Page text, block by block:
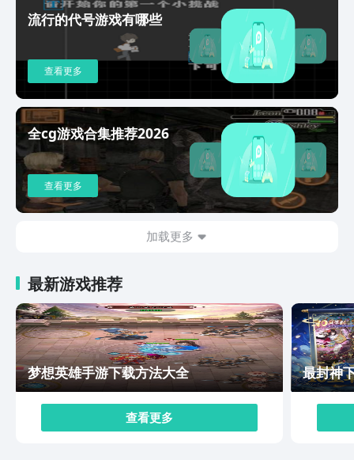
刻画着古风的痕迹，而城中的NPC和其他玩家的互动，则
让这座虚拟城池显得生机勃勃。在这里，玩家不会孤单，
因为无论何时何地，总有一群志同道合的战友在旁边。通
过战斗、任务完成以及与其他玩家的互动，卡牌可以获得
经验和成长，进而进化成更高级的形态，拥有更为强大的
让玩家在翻开山海经的神秘一页时，仿佛步入了一个古老
而又新奇的神话时空。这款游戏在MMO框架中巧妙地植
入了创新性的卡牌机制，进而给予玩家一个全新的游戏体
验。角色卡牌的抽取不仅是运气的体现，更是战略深度的
开始。通过精心设计的回合制战斗，玩家们得以展开一场
场智慧的较量，其中布阵策略和元素克制关系是取胜的关
键。继承了经典卡牌游戏获取资源的传统之余，如爬塔挑
战、演武场较量以及资源和经验副本的挖掘。本期为大家
入探索的精彩世界，一定要来尝试一番。
流行的代号游戏有哪些
查看更多
全cg游戏合集推荐2026
查看更多
加载更多
最新游戏推荐
梦想英雄手游下载方法大全
查看更多
最封神